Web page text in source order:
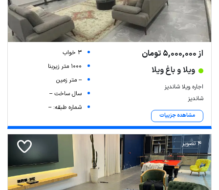
از 5,000,000 تومان
ویلا و باغ ویلا
اجاره ویلا شاندیز
شاندیز
مشاهده جزییات
3 خواب
1000 متر زیربنا
-- متر زمین
سال ساخت --
شماره طبقه: --
4 تصویر